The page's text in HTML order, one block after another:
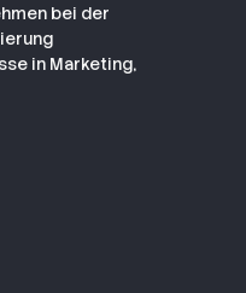
bei der
in Marketing,